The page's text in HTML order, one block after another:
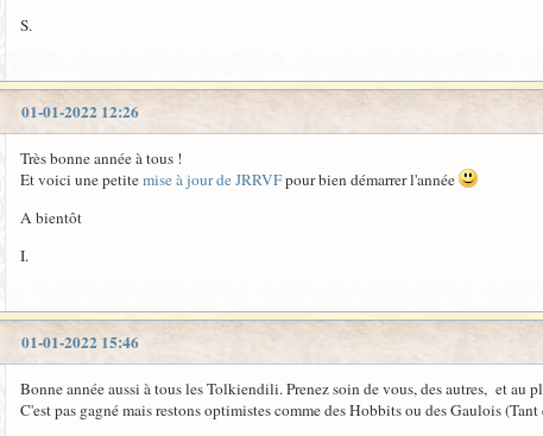
S.
01-01-2022 12:26
Très bonne année à tous !
Et voici une petitemise à jour de JRRVFpour bien démarrer l'année
A bientôt
I.
01-01-2022 15:46
Bonne année aussi à tous les Tolkiendili. Prenez soin de vous, des autres, et au
C'est pas gagné mais restons optimistes comme des Hobbits ou des Gaulois